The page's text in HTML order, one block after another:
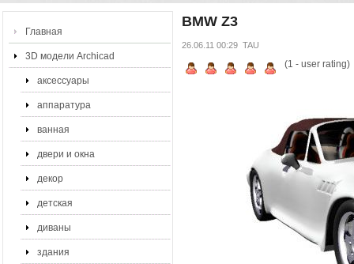
Главная
3D модели Archicad
аксессуары
аппаратура
ванная
двери и окна
декор
детская
диваны
здания
BMW Z3
26.06.11 00:29 TAU
(1 - user rating)